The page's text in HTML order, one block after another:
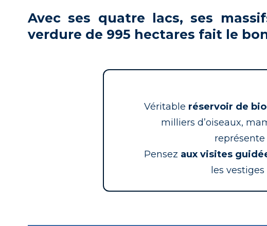
Avec ses quatre lacs, ses
verdure de 995 hectares fait le
Véritable réservoir de
milliers d’oiseaux,
représente
Pensez aux visites
les